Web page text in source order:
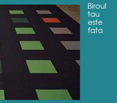
Biroul
tau
este
fata